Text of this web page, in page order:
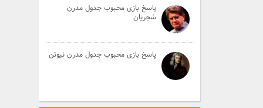
پاسخ بازی محبوب جدول مدرن
شجریان
پاسخ بازی محبوب جدول مدرن نیوتن